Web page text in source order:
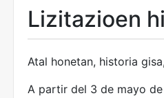
Erakutsi/Ezkutatu
Lizitazioen
Atal honetan, historia
A partir del 3 de mayo